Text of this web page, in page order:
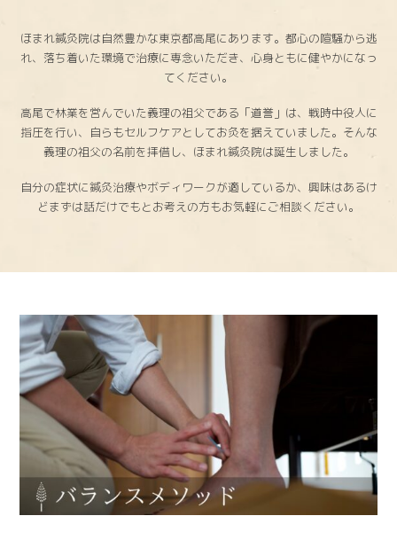
ほまれ鍼灸院は自然豊かな東京都高尾にあります。都心の喧騒から逃
れ、落ち着いた環境で治療に専念いただき、心身ともに健やかになっ
てください。
高尾で林業を営んでいた義理の祖父である「道誉」は、戦時中役人に
指圧を行い、自らもセルフケアとしてお灸を据えていました。そんな
義理の祖父の名前を拝借し、ほまれ鍼灸院は誕生しました。
自分の症状に鍼灸治療やボディワークが適しているか、興味はあるけ
どまずは話だけでもとお考えの方もお気軽にご相談ください。